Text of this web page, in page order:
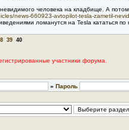
человека на кладбище. А
news-660923-avtopilot-tesla-zametil-
ломанутся на Tesla кататься
39 40
участники форума.
» Пароль